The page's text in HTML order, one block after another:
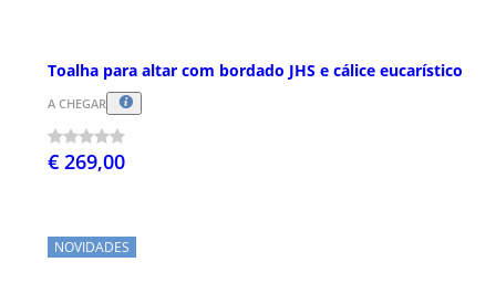
Toalha para altar com bordado JHS e cálice eucarístico
A CHEGAR
€ 269,00
NOVIDADES